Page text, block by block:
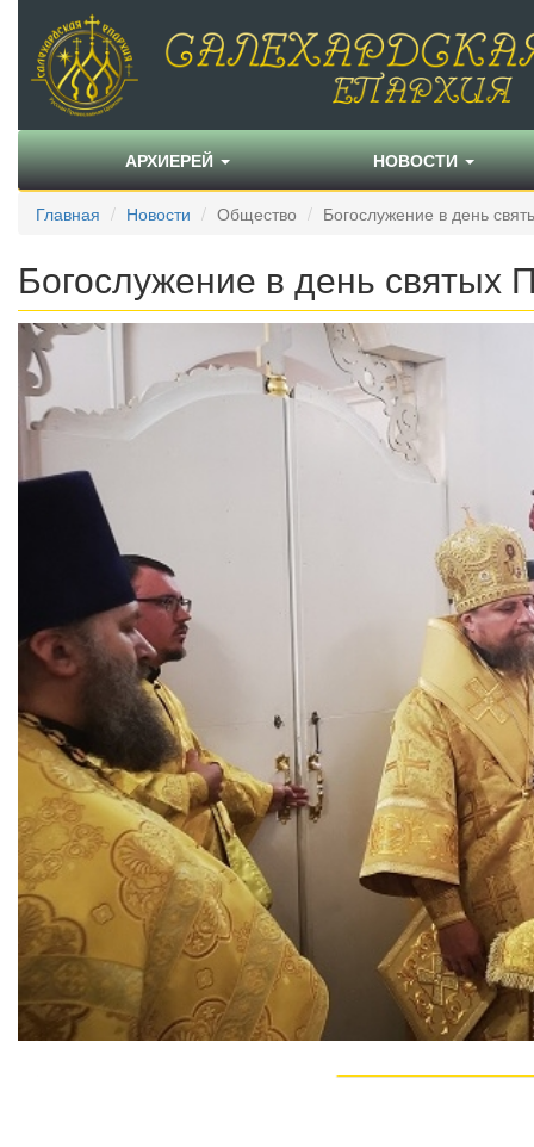
АРХИЕРЕЙ НОВОСТИ
Главная Новости Общество Богослужение в день
Богослужение в день святых